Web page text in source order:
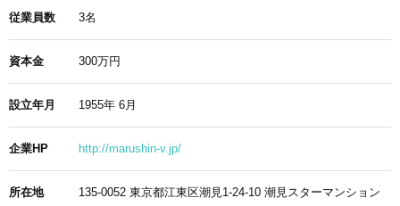
従業員数 3名
資本金 300万円
設立年月 1955年 6月
企業HP http://marushin-v.jp/
所在地 135-0052 東京都江東区潮見1-24-10 潮見スターマンション